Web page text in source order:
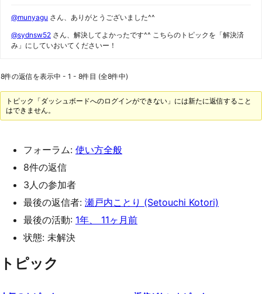
@munyagu さん、ありがとうございました^^
@sydnsw52 さん、解決してよかったです^^ こちらのトピックを「解決済
み」にしていおいてくださいー！
8件の返信を表示中 - 1 - 8件目 (全8件中)
トピック「ダッシュボードへのログインができない」には新たに返信すること
はできません。
フォーラム: 使い方全般
8件の返信
3人の参加者
最後の返信者: 瀬戸内ことり (Setouchi Kotori)
最後の活動: 1年、 11ヶ月前
状態: 未解決
トピック